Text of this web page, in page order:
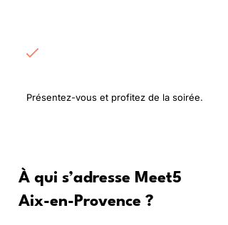
Présentez-vous et profitez de la soirée.
À qui s’adresse Meet5
Aix-en-Provence ?